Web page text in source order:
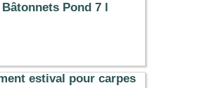
Pond 7 l
19.99 €
estival pour carpes